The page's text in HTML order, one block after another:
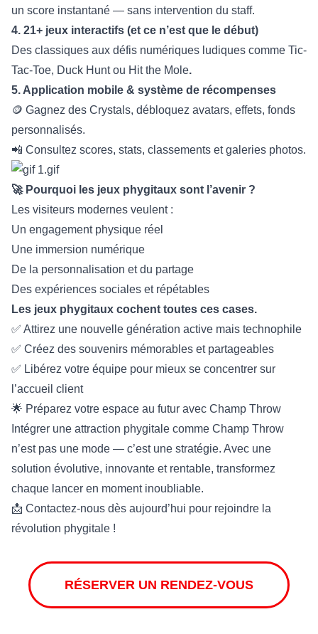
un score instantané — sans intervention du staff.
4. 21+ jeux interactifs (et ce n’est que le début)
Des classiques aux défis numériques ludiques comme Tic-
Tac-Toe, Duck Hunt ou Hit the Mole.
5. Application mobile & système de récompenses
🪙 Gagnez des Crystals, débloquez avatars, effets, fonds
personnalisés.
📲 Consultez scores, stats, classements et galeries photos.
🚀 Pourquoi les jeux phygitaux sont l’avenir ?
Les visiteurs modernes veulent :
Un engagement physique réel
Une immersion numérique
De la personnalisation et du partage
Des expériences sociales et répétables
Les jeux phygitaux cochent toutes ces cases.
✅ Attirez une nouvelle génération active mais technophile
✅ Créez des souvenirs mémorables et partageables
✅ Libérez votre équipe pour mieux se concentrer sur
l’accueil client
🌟 Préparez votre espace au futur avec Champ Throw
Intégrer une attraction phygitale comme Champ Throw
n’est pas une mode — c’est une stratégie. Avec une
solution évolutive, innovante et rentable, transformez
chaque lancer en moment inoubliable.
📩 Contactez-nous dès aujourd’hui pour rejoindre la
révolution phygitale !
RÉSERVER UN RENDEZ-VOUS